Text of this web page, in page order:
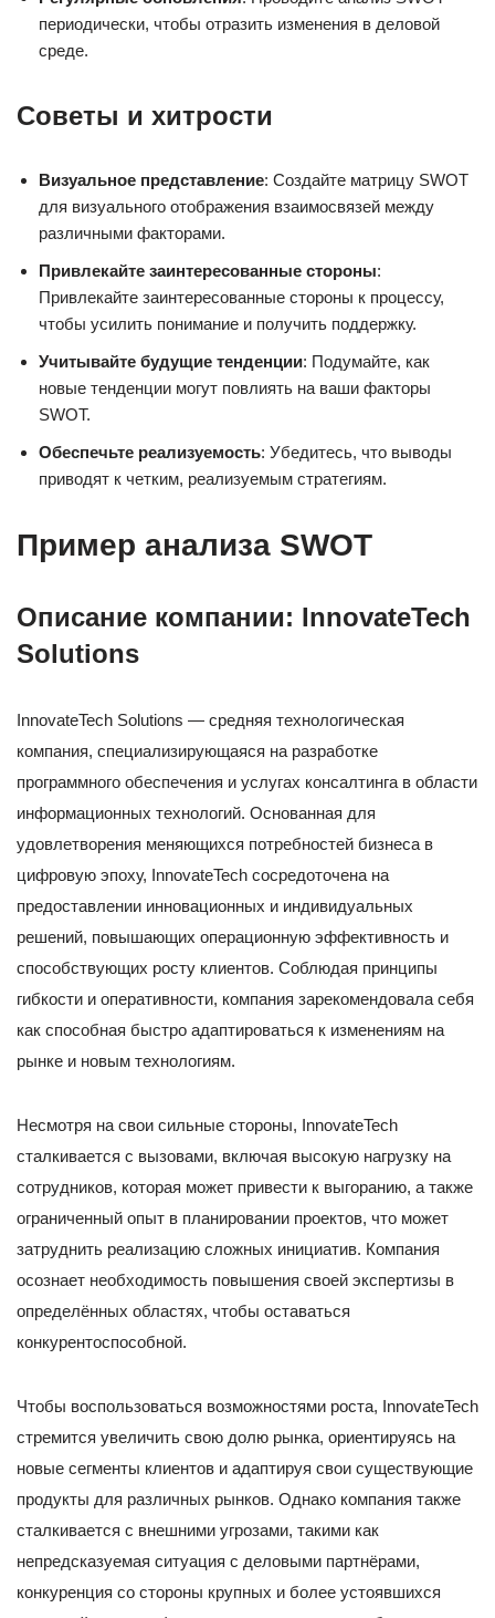
периодически, чтобы отразить изменения в деловой
среде.
Советы и хитрости
Визуальное представление: Создайте матрицу SWOT
для визуального отображения взаимосвязей между
различными факторами.
Привлекайте заинтересованные стороны:
Привлекайте заинтересованные стороны к процессу,
чтобы усилить понимание и получить поддержку.
Учитывайте будущие тенденции: Подумайте, как
новые тенденции могут повлиять на ваши факторы
SWOT.
Обеспечьте реализуемость: Убедитесь, что выводы
приводят к четким, реализуемым стратегиям.
Пример анализа SWOT
Описание компании: InnovateTech
Solutions
InnovateTech Solutions — средняя технологическая
компания, специализирующаяся на разработке
программного обеспечения и услугах консалтинга в области
информационных технологий. Основанная для
удовлетворения меняющихся потребностей бизнеса в
цифровую эпоху, InnovateTech сосредоточена на
предоставлении инновационных и индивидуальных
решений, повышающих операционную эффективность и
способствующих росту клиентов. Соблюдая принципы
гибкости и оперативности, компания зарекомендовала себя
как способная быстро адаптироваться к изменениям на
рынке и новым технологиям.
Несмотря на свои сильные стороны, InnovateTech
сталкивается с вызовами, включая высокую нагрузку на
сотрудников, которая может привести к выгоранию, а также
ограниченный опыт в планировании проектов, что может
затруднить реализацию сложных инициатив. Компания
осознает необходимость повышения своей экспертизы в
определённых областях, чтобы оставаться
конкурентоспособной.
Чтобы воспользоваться возможностями роста, InnovateTech
стремится увеличить свою долю рынка, ориентируясь на
новые сегменты клиентов и адаптируя свои существующие
продукты для различных рынков. Однако компания также
сталкивается с внешними угрозами, такими как
непредсказуемая ситуация с деловыми партнёрами,
конкуренция со стороны крупных и более устоявшихся